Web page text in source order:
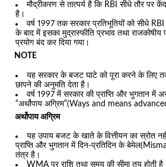
मौद्रीकरण से तात्पर्य है कि RBI सीधे तौर पर
है।
वर्ष 1997 तक सरकार प्रतिभूतियों को सीधे
के बाद में इसका मुद्रास्फीति प्रभाव तथा
प्रयोग बंद कर दिया गया।
NOTE
यह सरकार के बजट घाटे को पूरा करने के लिए
छापने की अनुमति देता है।
वर्ष 1997 में सरकार की प्राप्ति और भुगतान में
“अर्थोपाय अग्रिम”(Ways and means
अर्थोपाय अग्रिम
यह उपाय बजट के खाते के वित्तीयन का स्रोत
प्राप्ति और भुगतान में दिन-प्रतिदिन के
तंत्र है।
WMA पर राशि तथा समय की सीमा तय होती